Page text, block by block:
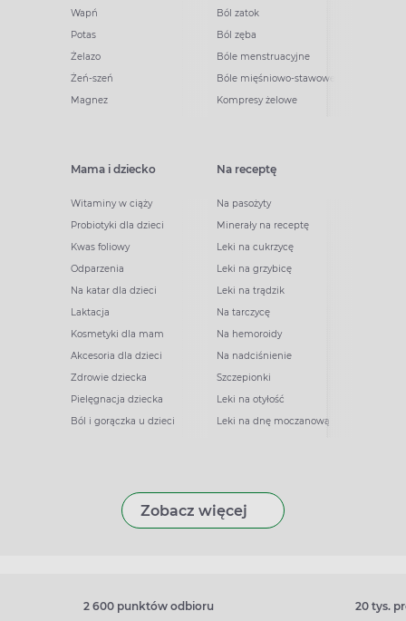
Wapń
Potas
Żelazo
Żeń-szeń
Magnez
Ból zatok
Ból zęba
Bóle menstruacyjne
Bóle mięśniowo-stawowe
Kompresy żelowe
Mama i dziecko
Witaminy w ciąży
Probiotyki dla dzieci
Kwas foliowy
Odparzenia
Na katar dla dzieci
Laktacja
Kosmetyki dla mam
Akcesoria dla dzieci
Zdrowie dziecka
Pielęgnacja dziecka
Ból i gorączka u dzieci
Na receptę
Na pasożyty
Minerały na receptę
Leki na cukrzycę
Leki na grzybicę
Leki na trądzik
Na tarczycę
Na hemoroidy
Na nadciśnienie
Szczepionki
Leki na otyłość
Leki na dnę moczanową
Zobacz więcej
2 600 punktów odbioru 20 tys.